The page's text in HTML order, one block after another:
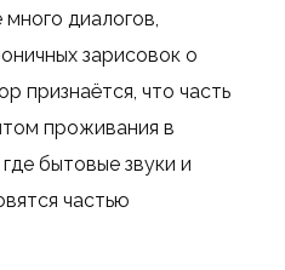
много диалогов,
зарисовок о
признаётся, что часть
проживания в
бытовые звуки и
частью